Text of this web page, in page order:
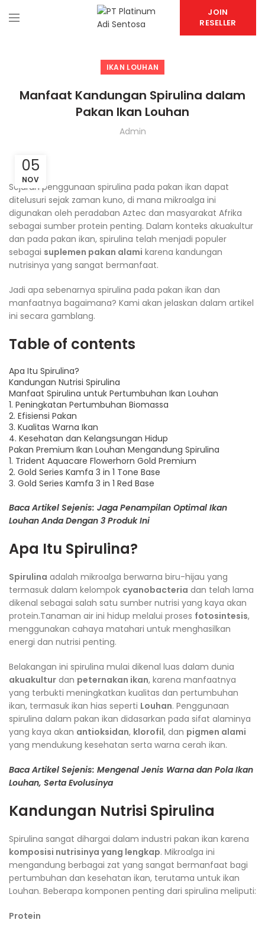
JOIN
RESELLER
IKAN LOUHAN
Manfaat Kandungan Spirulina dalam
Pakan Ikan Louhan
Admin
05
NOV
Sejarah penggunaan spirulina pada pakan ikan dapat
ditelusuri sejak zaman kuno, di mana mikroalga ini
digunakan oleh peradaban Aztec dan masyarakat Afrika
sebagai sumber protein penting. Dalam konteks akuakultur
dan pada pakan ikan, spirulina telah menjadi populer
sebagai suplemen pakan alami karena kandungan
nutrisinya yang sangat bermanfaat.
Jadi apa sebenarnya spirulina pada pakan ikan dan
manfaatnya bagaimana? Kami akan jelaskan dalam artikel
ini secara gamblang.
Table of contents
Apa Itu Spirulina?
Kandungan Nutrisi Spirulina
Manfaat Spirulina untuk Pertumbuhan Ikan Louhan
1. Peningkatan Pertumbuhan Biomassa
2. Efisiensi Pakan
3. Kualitas Warna Ikan
4. Kesehatan dan Kelangsungan Hidup
Pakan Premium Ikan Louhan Mengandung Spirulina
1. Trident Aquacare Flowerhorn Gold Premium
2. Gold Series Kamfa 3 in 1 Tone Base
3. Gold Series Kamfa 3 in 1 Red Base
Baca Artikel Sejenis: Jaga Penampilan Optimal Ikan
Louhan Anda Dengan 3 Produk Ini
Apa Itu Spirulina?
Spirulina adalah mikroalga berwarna biru-hijau yang
termasuk dalam kelompok cyanobacteria dan telah lama
dikenal sebagai salah satu sumber nutrisi yang kaya akan
protein.Tanaman air ini hidup melalui proses fotosintesis,
menggunakan cahaya matahari untuk menghasilkan
energi dan nutrisi penting.
Belakangan ini spirulina mulai dikenal luas dalam dunia
akuakultur dan peternakan ikan, karena manfaatnya
yang terbukti meningkatkan kualitas dan pertumbuhan
ikan, termasuk ikan hias seperti Louhan. Penggunaan
spirulina dalam pakan ikan didasarkan pada sifat alaminya
yang kaya akan antioksidan, klorofil, dan pigmen alami
yang mendukung kesehatan serta warna cerah ikan.
Baca Artikel Sejenis: Mengenal Jenis Warna dan Pola Ikan
Louhan, Serta Evolusinya
Kandungan Nutrisi Spirulina
Spirulina sangat dihargai dalam industri pakan ikan karena
komposisi nutrisinya yang lengkap. Mikroalga ini
mengandung berbagai zat yang sangat bermanfaat bagi
pertumbuhan dan kesehatan ikan, terutama untuk ikan
Louhan. Beberapa komponen penting dari spirulina meliputi:
Protein